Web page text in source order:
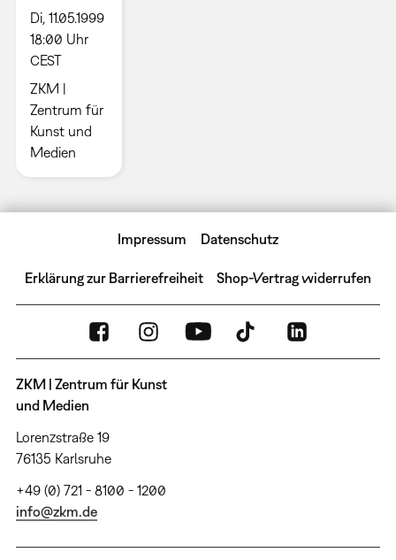
Di, 11.05.1999
18:00 Uhr
CEST
ZKM |
Zentrum für
Kunst und
Medien
Impressum Datenschutz
Erklärung zur Barrierefreiheit Shop-Vertrag widerrufen
ZKM | Zentrum für Kunst
und Medien
Lorenzstraße 19
76135 Karlsruhe
+49 (0) 721 - 8100 - 1200
info@zkm.de